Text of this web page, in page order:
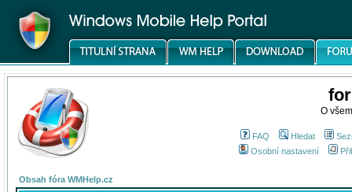
O
FAQ Hledat
Osobní nastavení
Obsah fóra WMHelp.cz